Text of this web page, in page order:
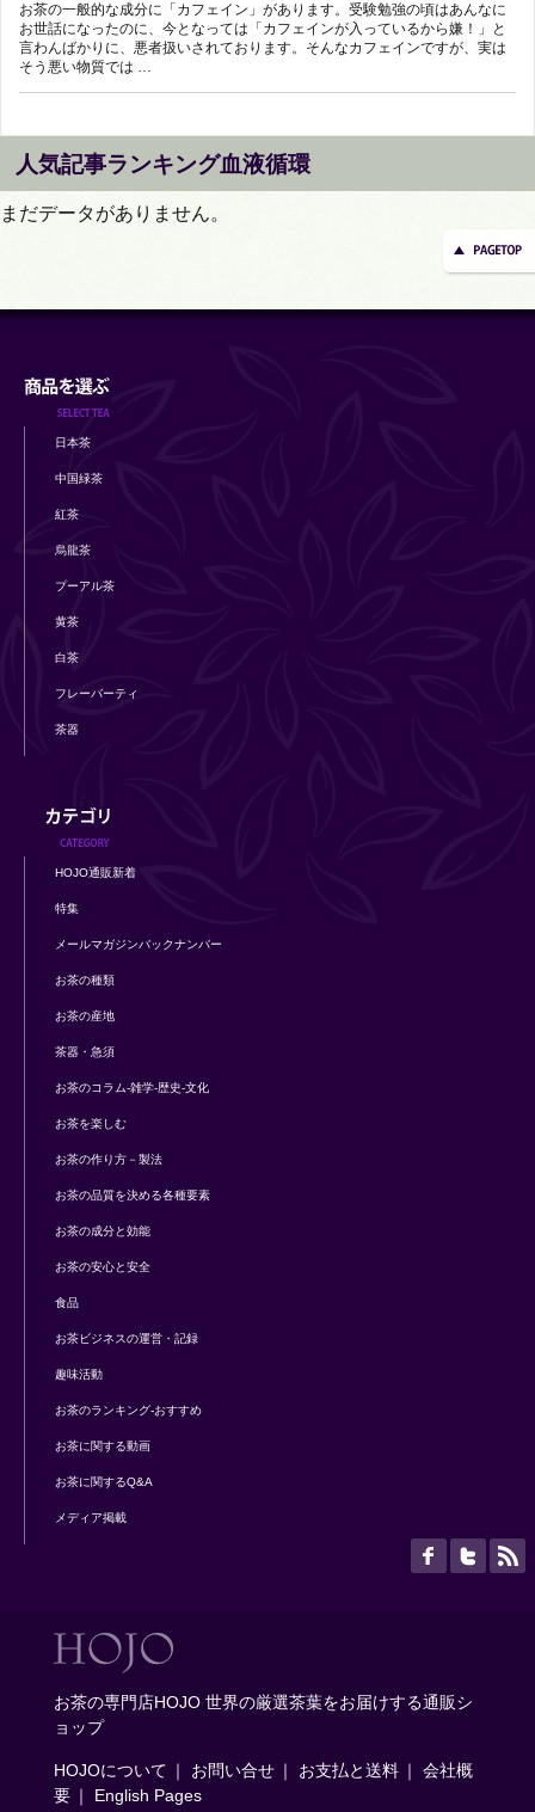
お茶の一般的な成分に「カフェイン」があります。受験勉強の頃はあんなに
お世話になったのに、今となっては「カフェインが入っているから嫌！」と
言わんばかりに、悪者扱いされております。そんなカフェインですが、実は
そう悪い物質では …
人気記事ランキング血液循環
まだデータがありません。
日本茶
中国緑茶
紅茶
烏龍茶
プーアル茶
黄茶
白茶
フレーバーティ
茶器
HOJO通販新着
特集
メールマガジンバックナンバー
お茶の種類
お茶の産地
茶器・急須
お茶のコラム-雑学-歴史-文化
お茶を楽しむ
お茶の作り方－製法
お茶の品質を決める各種要素
お茶の成分と効能
お茶の安心と安全
食品
お茶ビジネスの運営・記録
趣味活動
お茶のランキング-おすすめ
お茶に関する動画
お茶に関するQ&A
メディア掲載
お茶の専門店HOJO 世界の厳選茶葉をお届けする通販シ
ョップ
HOJOについて ｜ お問い合せ ｜ お支払と送料 ｜
会社概
要 ｜ English Pages